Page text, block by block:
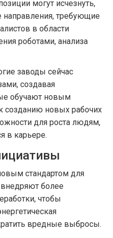
могут исчезнуть,
требующие
в области
роботами, анализа
заводы сейчас
создавая
обучают новым
созданию новых рабочих
для роста людям,
в карьере.
стандартом для
более
чтобы
вредные выбросы.